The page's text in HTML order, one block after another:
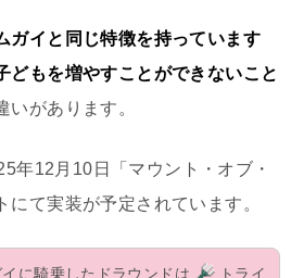
ガイと同じ特徴を持っています
どもを増やすことができないこと
いがあります。
年12月10日「マウント・オブ・
にて実装が予定されています。
に騎乗したドラウンドは
トライ